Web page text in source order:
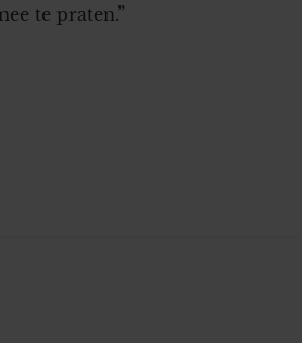
te praten.”